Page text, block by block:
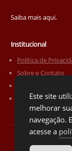
Saiba mais aqui.
Institucional
Política de
Sobre e Contato
Sobre o site
Todos os direitos
Este site
melhorar
navegação.
acesse a